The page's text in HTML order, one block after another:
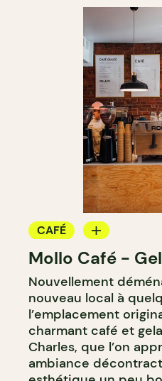
CAFÉ
CRÈME GLACÉE
Mollo Café -
Nouvellement
nouveau local à
l’emplacement
charmant café et
Charles, que l’on
ambiance